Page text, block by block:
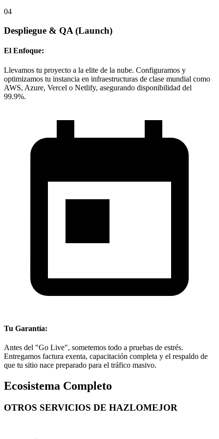
04
Despliegue & QA (Launch)
El Enfoque:
Llevamos tu proyecto a la elite de la nube. Configuramos y
optimizamos tu instancia en infraestructuras de clase mundial como
AWS, Azure, Vercel o Netlify, asegurando disponibilidad del
99.9%.
Tu Garantía:
Antes del "Go Live", sometemos todo a pruebas de estrés.
Entregamos factura exenta, capacitación completa y el respaldo de
que tu sitio nace preparado para el tráfico masivo.
Ecosistema Completo
OTROS SERVICIOS DE HAZLOMEJOR